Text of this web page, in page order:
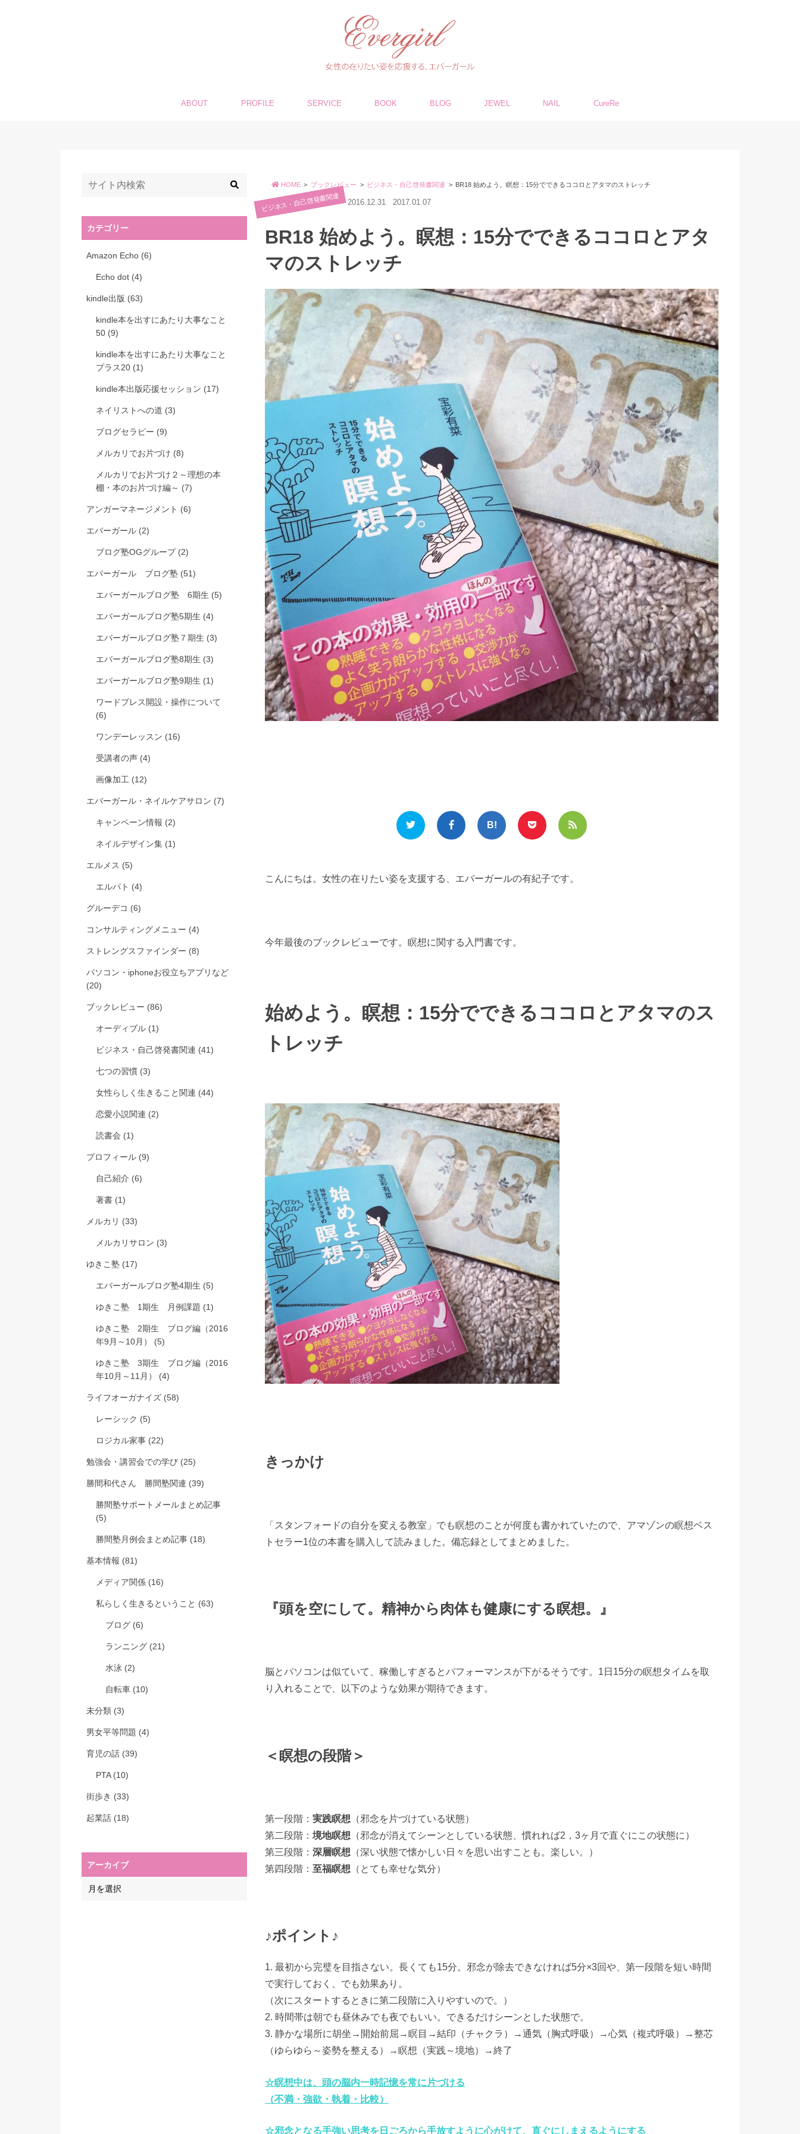
ABOUT PROFILE SERVICE BOOK BLOG JEWEL NAIL CureRe
HOME ブックレビュー ビジネス・自己啓発書関連 BR18 始めよう。瞑想：15分でできるココロとアタマのストレッチ
ビジネス・自己啓発書関連 2016.12.31 2017.01.07
BR18 始めよう。瞑想：15分でできるココロとアタ
マのストレッチ
こんにちは。女性の在りたい姿を支援する、エバーガールの有紀子です。
今年最後のブックレビューです。瞑想に関する入門書です。
始めよう。瞑想：15分でできるココロとアタマのス
トレッチ
きっかけ
「スタンフォードの自分を変える教室」でも瞑想のことが何度も書かれていたので、アマゾンの瞑想ベス
トセラー1位の本書を購入して読みました。備忘録としてまとめました。
『頭を空にして。精神から肉体も健康にする瞑想。』
脳とパソコンは似ていて、稼働しすぎるとパフォーマンスが下がるそうです。1日15分の瞑想タイムを取
り入れることで、以下のような効果が期待できます。
＜瞑想の段階＞
第一段階： 実践瞑想 （邪念を片づけている状態）
第二段階： 境地瞑想 （邪念が消えてシーンとしている状態、慣れれば2，3ヶ月で直ぐにこの状態に）
第三段階： 深層瞑想 （深い状態で懐かしい日々を思い出すことも。楽しい。）
第四段階： 至福瞑想 （とても幸せな気分）
♪ポイント♪
1. 最初から完璧を目指さない。長くても15分。邪念が除去できなければ5分×3回や、第一段階を短い時間
で実行しておく、でも効果あり。
（次にスタートするときに第二段階に入りやすいので。）
2. 時間帯は朝でも昼休みでも夜でもいい。できるだけシーンとした状態で。
3. 静かな場所に胡坐→開始前屈→瞑目→結印（チャクラ）→通気（胸式呼吸）→心気（複式呼吸）→整芯
（ゆらゆら～姿勢を整える）→瞑想（実践～境地）→終了
☆瞑想中は、頭の脳内一時記憶を常に片づける
（不満・強欲・執着・比較）
☆邪念となる手強い思考を日ごろから手放すように心がけて、直ぐにしまえるようにする
カテゴリー
Amazon Echo (6)
Echo dot (4)
kindle出版 (63)
kindle本を出すにあたり大事なこと
50 (9)
kindle本を出すにあたり大事なこと
プラス20 (1)
kindle本出版応援セッション (17)
ネイリストへの道 (3)
ブログセラピー (9)
メルカリでお片づけ (8)
メルカリでお片づけ２～理想の本
棚・本のお片づけ編～ (7)
アンガーマネージメント (6)
エバーガール (2)
ブログ塾OGグループ (2)
エバーガール ブログ塾 (51)
エバーガールブログ塾 6期生 (5)
エバーガールブログ塾5期生 (4)
エバーガールブログ塾７期生 (3)
エバーガールブログ塾8期生 (3)
エバーガールブログ塾9期生 (1)
ワードプレス開設・操作について
(6)
ワンデーレッスン (16)
受講者の声 (4)
画像加工 (12)
エバーガール・ネイルケアサロン (7)
キャンペーン情報 (2)
ネイルデザイン集 (1)
エルメス (5)
エルパト (4)
グルーデコ (6)
コンサルティングメニュー (4)
ストレングスファインダー (8)
パソコン・iphoneお役立ちアプリなど
(20)
ブックレビュー (86)
オーディブル (1)
ビジネス・自己啓発書関連 (41)
七つの習慣 (3)
女性らしく生きること関連 (44)
恋愛小説関連 (2)
読書会 (1)
プロフィール (9)
自己紹介 (6)
著書 (1)
メルカリ (33)
メルカリサロン (3)
ゆきこ塾 (17)
エバーガールブログ塾4期生 (5)
ゆきこ塾 1期生 月例課題 (1)
ゆきこ塾 2期生 ブログ編（2016
年9月～10月） (5)
ゆきこ塾 3期生 ブログ編（2016
年10月～11月） (4)
ライフオーガナイズ (58)
レーシック (5)
ロジカル家事 (22)
勉強会・講習会での学び (25)
勝間和代さん 勝間塾関連 (39)
勝間塾サポートメールまとめ記事
(5)
勝間塾月例会まとめ記事 (18)
基本情報 (81)
メディア関係 (16)
私らしく生きるということ (63)
ブログ (6)
ランニング (21)
水泳 (2)
自転車 (10)
未分類 (3)
男女平等問題 (4)
育児の話 (39)
PTA(10)
街歩き (33)
起業話 (18)
アーカイブ